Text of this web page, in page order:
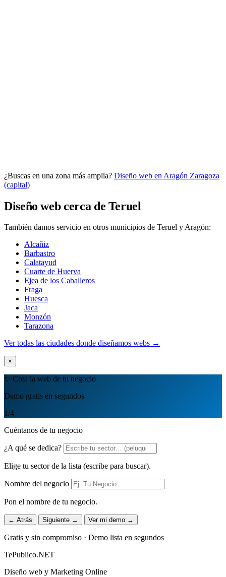
Quiero mi panel
¿Buscas en una zona más amplia? Diseño web en Aragón Zaragoza
(capital)
Diseño web cerca de Teruel
También damos servicio en otros municipios de Teruel y Aragón:
Alcañiz
Barbastro
Calatayud
Cuarte de Huerva
Ejea de los Caballeros
Fraga
Huesca
Jaca
Monzón
Tarazona
Ver todas las ciudades donde diseñamos webs →
×
✨ Crea la web de tu negocio
Demo gratis en segundos
1/4
Cuéntanos de tu negocio
¿A qué se dedica?
Elige tu sector de la lista (escribe para buscar).
Nombre del negocio
Pon el nombre de tu negocio.
← Atrás Siguiente → Ver mi demo →
Gratis y sin compromiso · Demo lista en segundos
TePublico.NET
Diseño web y Marketing Online